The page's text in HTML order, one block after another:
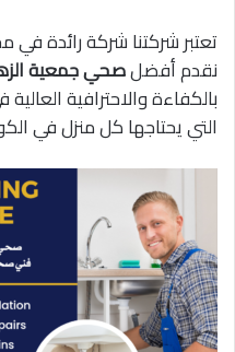
تعتبر شركتنا شركة رائدة في
نقدم أفضلصحي جمعية
بالكفاءة والاحترافية
التي يحتاجها كل منزل في